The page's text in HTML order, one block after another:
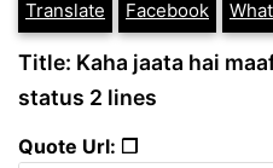
Translate Facebook
Title: Kaha jaata hai
status 2 lines
Quote Url: ❐